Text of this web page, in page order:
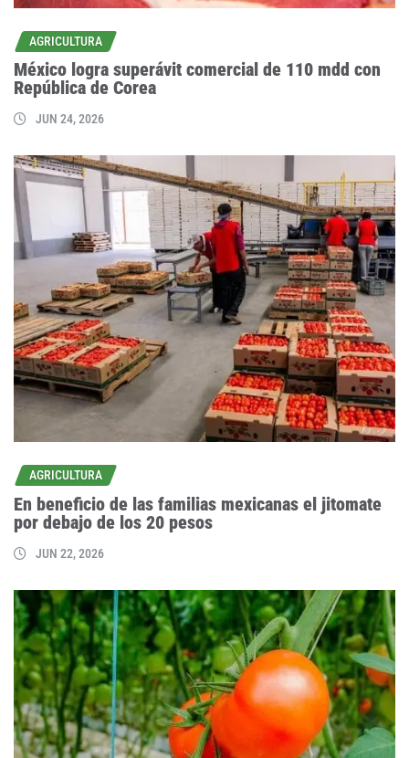
AGRICULTURA
México logra superávit comercial de 110 mdd con
República de Corea
JUN 24, 2026
AGRICULTURA
En beneficio de las familias mexicanas el jitomate
por debajo de los 20 pesos
JUN 22, 2026